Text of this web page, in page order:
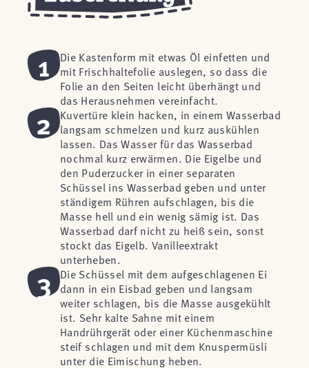
1
Die Kastenform mit etwas Öl einfetten und
mit Frischhaltefolie auslegen, so dass die
Folie an den Seiten leicht überhängt und
das Herausnehmen vereinfacht.
2
Kuvertüre klein hacken, in einem Wasserbad
langsam schmelzen und kurz auskühlen
lassen. Das Wasser für das Wasserbad
nochmal kurz erwärmen. Die Eigelbe und
den Puderzucker in einer separaten
Schüssel ins Wasserbad geben und unter
ständigem Rühren aufschlagen, bis die
Masse hell und ein wenig sämig ist. Das
Wasserbad darf nicht zu heiß sein, sonst
stockt das Eigelb. Vanilleextrakt
unterheben.
3
Die Schüssel mit dem aufgeschlagenen Ei
dann in ein Eisbad geben und langsam
weiter schlagen, bis die Masse ausgekühlt
ist. Sehr kalte Sahne mit einem
Handrührgerät oder einer Küchenmaschine
steif schlagen und mit dem Knuspermüsli
unter die Eimischung heben.